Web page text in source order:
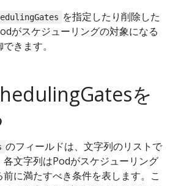
を指定したり削除した
がスケジューリングの対象になる
きます。
を
のフィールドは、文字列のリストで
文字列はPodがスケジューリング
に満たすべき条件を表します。こ